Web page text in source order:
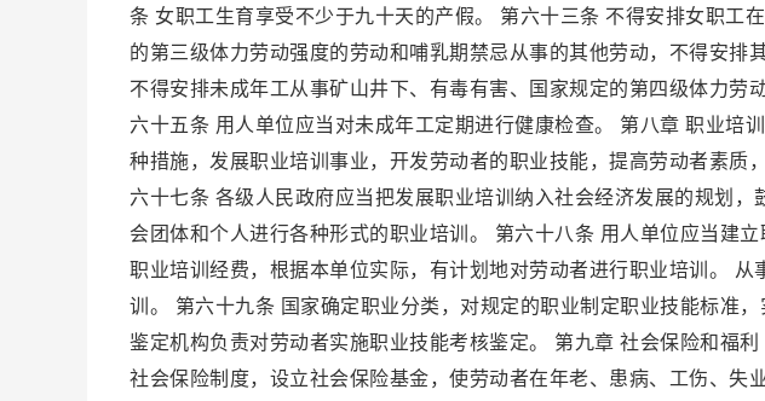
条 女职工生育享受不少于九十天的产假。 第六十三条 不得安排女职工
的第三级体力劳动强度的劳动和哺乳期禁忌从事的其他劳动，不得安排
不得安排未成年工从事矿山井下、有毒有害、国家规定的第四级体力劳
六十五条 用人单位应当对未成年工定期进行健康检查。 第八章 职业培
种措施，发展职业培训事业，开发劳动者的职业技能，提高劳动者素质
六十七条 各级人民政府应当把发展职业培训纳入社会经济发展的规划
会团体和个人进行各种形式的职业培训。 第六十八条 用人单位应当建
职业培训经费，根据本单位实际，有计划地对劳动者进行职业培训。
训。 第六十九条 国家确定职业分类，对规定的职业制定职业技能标准
鉴定机构负责对劳动者实施职业技能考核鉴定。 第九章 社会保险和福
社会保险制度，设立社会保险基金，使劳动者在年老、患病、工伤、失